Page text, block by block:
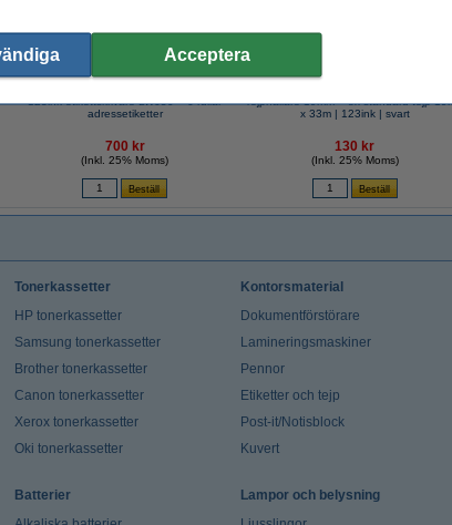
123ink etikettskrivare LW650 + 6 rullar
adressetiketter
700 kr
(Inkl. 25% Moms)
Tejphållare 19mm + 8x standard tejp
x 33m | 123ink | svart
130 kr
(Inkl. 25% Moms)
Tonerkassetter
HP tonerkassetter
Samsung tonerkassetter
Brother tonerkassetter
Canon tonerkassetter
Xerox tonerkassetter
Oki tonerkassetter
Kontorsmaterial
Dokumentförstörare
Lamineringsmaskiner
Pennor
Etiketter och tejp
Post-it/Notisblock
Kuvert
Batterier
Lampor och belysning
Acceptera